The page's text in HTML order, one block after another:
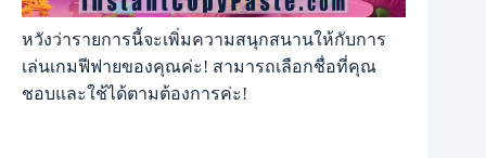
หวังว่ารายการนี้จะเพิ่มความสนุกสนานให้กับการ
เล่นเกมฟีฟายของคุณค่ะ! สามารถเลือกชื่อที่คุณ
ชอบและใช้ได้ตามต้องการค่ะ!